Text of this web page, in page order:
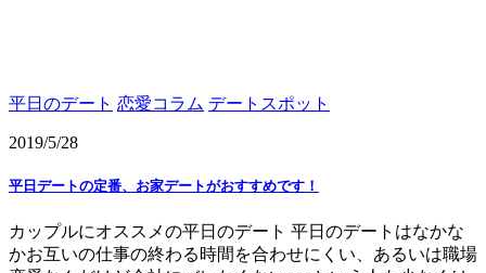
平日のデート 恋愛コラム デートスポット
2019/5/28
平日デートの定番、お家デートがおすすめです！
カップルにオススメの平日のデート 平日のデートはなかな
かお互いの仕事の終わる時間を合わせにくい、あるいは職場